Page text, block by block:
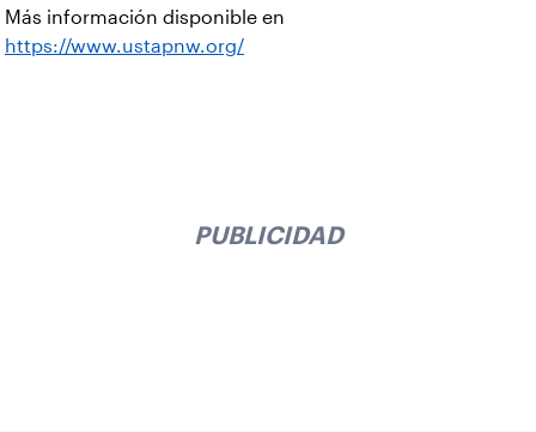
Más información disponible en
https://www.ustapnw.org/
PUBLICIDAD